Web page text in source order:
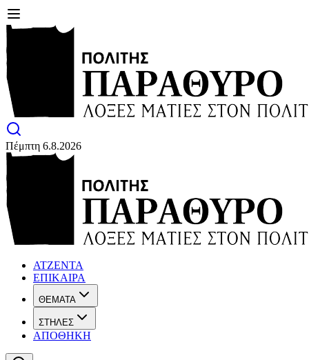
Πέμπτη 6.8.2026
ΑΤΖΕΝΤΑ
ΕΠΙΚΑΙΡΑ
ΘΕΜΑΤΑ
ΣΤΗΛΕΣ
ΑΠΟΘΗΚΗ